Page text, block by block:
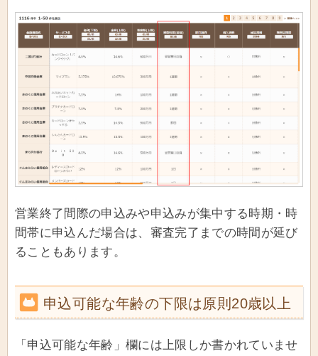
営業終了間際の申込みや申込みが集中する時期・時
間帯に申込んだ場合は、審査完了までの時間が延び
ることもあります。
申込可能な年齢の下限は原則20歳以上
「申込可能な年齢」欄には上限しか書かれていませ